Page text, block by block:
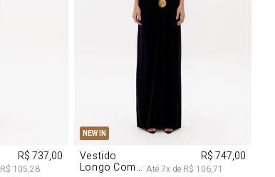
R$ 737,00
R$ 105,28
NEW IN
PP M
Vestido
Longo Com
R$ 747,00
Até7x de R$ 106,71